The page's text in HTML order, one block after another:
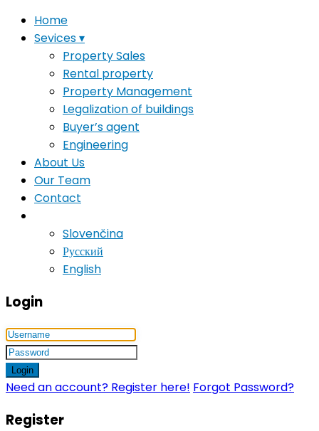
Home
Sevices ▾
Property Sales
Rental property
Property Management
Legalization of buildings
Buyer’s agent
Engineering
About Us
Our Team
Contact
Slovenčina
Русский
English
Login
Login
Need an account? Register here! Forgot Password?
Register